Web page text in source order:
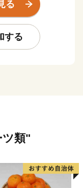
村」としても知
々には国指定の
の里、ぶながや
る
する
ツ類"